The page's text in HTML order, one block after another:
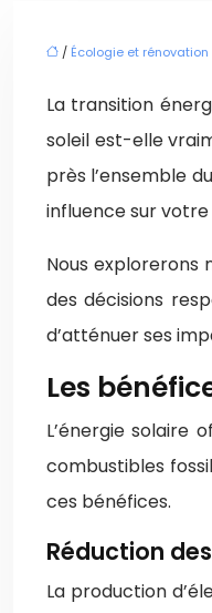
/ Écologie et
La transition
soleil est-elle
près l’ensemble
influence sur
Nous explorerons
des décisions
d’atténuer ses
Les
L’énergie solaire
combustibles
ces bénéfices.
Réduction
La production